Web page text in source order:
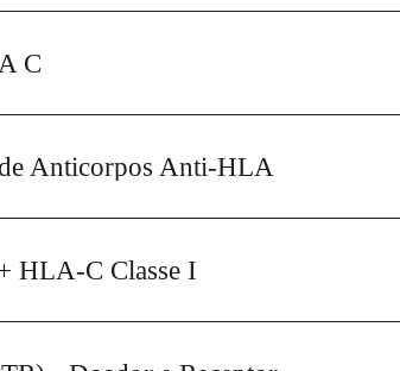
C
Anticorpos Anti-HLA
HLA-C Classe I